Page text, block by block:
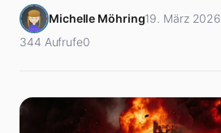
Michelle Möhring19. März 2026
344 Aufrufe0